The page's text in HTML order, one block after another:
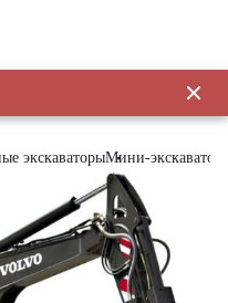
экскаваторыМини-